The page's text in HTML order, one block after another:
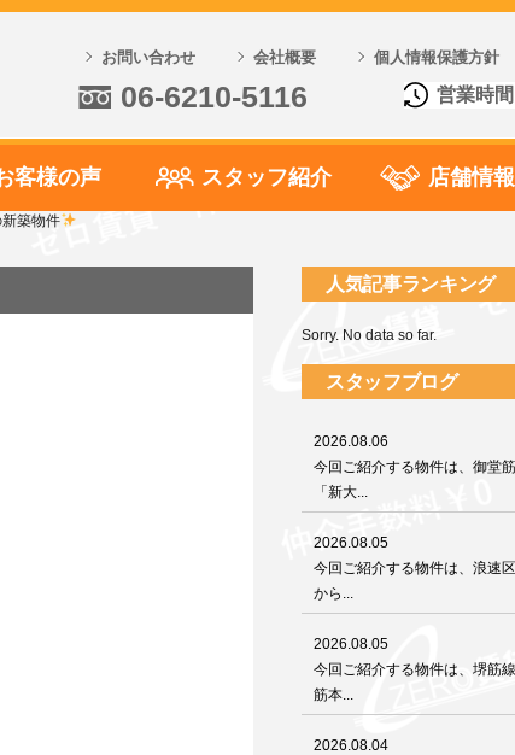
お問い合わせ 会社概要 個人情報保護方針
06-6210-5116 営業時
客様の声 スタッフ紹介 店舗情報
築物件
人気記事ランキング
Sorry. No data so far.
スタッフブログ
2026.08.06
今回ご紹介する物件は、御堂
「新大...
2026.08.05
今回ご紹介する物件は、浪速
から...
2026.08.05
今回ご紹介する物件は、堺筋
筋本...
2026.08.04